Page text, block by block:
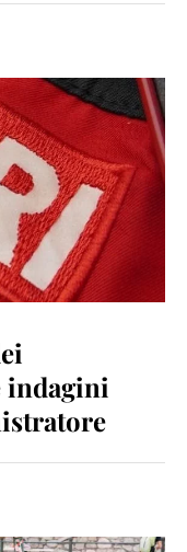
indagini